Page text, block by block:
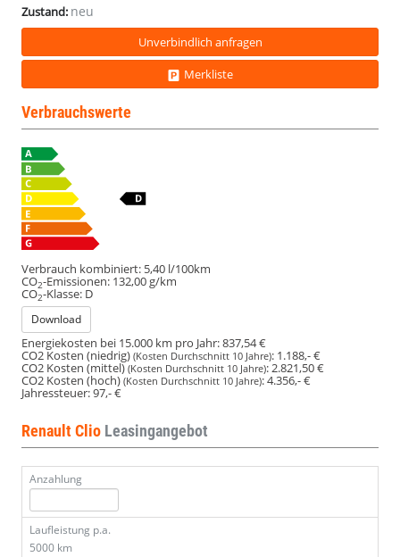
Zustand: neu
Unverbindlich anfragen
Merkliste
Verbrauchswerte
Verbrauch kombiniert: 5,40 l/100km
CO2-Emissionen: 132,00 g/km
CO2-Klasse: D
Download
Energiekosten bei 15.000 km pro Jahr:837,54 €
CO2 Kosten (niedrig) (Kosten Durchschnitt 10 Jahre): 1.188,- €
CO2 Kosten (mittel)(Kosten Durchschnitt 10 Jahre):2.821,50 €
CO2 Kosten (hoch) (Kosten Durchschnitt 10 Jahre):4.356,- €
Jahressteuer:97,- €
Renault Clio Leasingangebot
Anzahlung
Laufleistung p.a.
5000 km